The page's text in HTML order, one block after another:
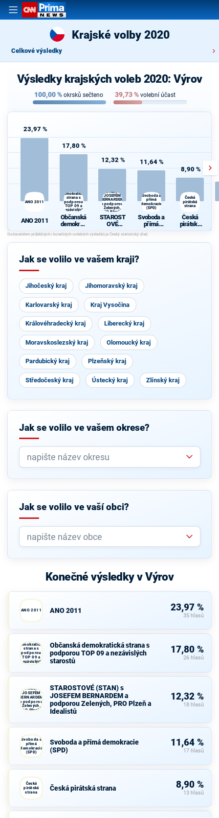
Krajské volby 2020
Celkové výsledky
Výsledky krajských voleb 2020: Výrov
100,00% okrsků sečteno 39,73% volební účast
23,97 %
ANO 2011
ANO 2011
17,80 %
demokratická
strana s
podporou
TOP 09 a
nezávislých
starostů
Občanská
demokrati
cká strana
s podporou
TOP 09 a
h starostů
12,32 %
(STAN) s
JOSEFEM
BERNARDEM
a podporou
Zelených,
PRO Plzeň a
Idealistů
STAROST
OVÉ
(STAN) s
JOSEFEM
BERNARD
podporou
a Idealistů
11,64 %
Svoboda a
přímá
demokracie
(SPD)
Svoboda a
přímá
demokraci
e (SPD)
8,90 %
Česká
pirátská
strana
Česká
pirátská
strana
Jak se volilo ve vašem kraji?
Jihočeský kraj Jihomoravský kraj
Karlovarský kraj Kraj Vysočina
Královéhradecký kraj Liberecký kraj
Moravskoslezský kraj Olomoucký kraj
Pardubický kraj Plzeňský kraj
Středočeský kraj Ústecký kraj Zlínský kraj
Jak se volilo ve vašem okrese?
Jak se volilo ve vaší obci?
Konečné výsledky v Výrov
ANO 2011 ANO 2011 23,97 %
35 hlasů
demokratická
strana s
podporou
TOP 09 a
nezávislých
starostů
Občanská demokratická strana s
podporou TOP 09 a nezávislých
starostů
17,80 %
26 hlasů
(STAN) s
JOSEFEM
BERNARDEM
a podporou
Zelených,
PRO Plzeň a
STAROSTOVÉ (STAN) s
JOSEFEM BERNARDEM a
podporou Zelených, PRO Plzeň a
Idealistů
12,32 %
18 hlasů
Svoboda a
přímá
demokracie
(SPD)
Svoboda a přímá demokracie
(SPD)
11,64 %
17 hlasů
Česká
pirátská
strana
Česká pirátská strana 8,90 %
13 hlasů